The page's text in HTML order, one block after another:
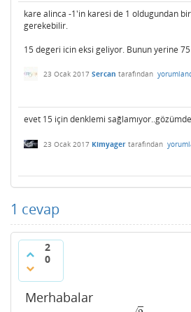
kare alinca -1'in karesi de 1 oldugundan
gerekebilir.
15 degeri icin eksi geliyor. Bunun yerine
23 Ocak 2017 Sercan tarafından
evet 15 için denklemi
23 Ocak 2017 Kimyager tarafından
1 cevap
2
0
Merhabalar